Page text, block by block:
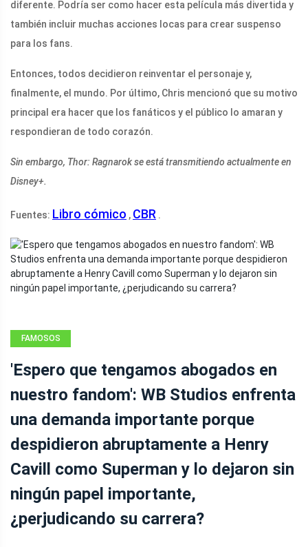
diferente. Podría ser como hacer esta película más divertida y
también incluir muchas acciones locas para crear suspenso
para los fans.
Entonces, todos decidieron reinventar el personaje y,
finalmente, el mundo. Por último, Chris mencionó que su motivo
principal era hacer que los fanáticos y el público lo amaran y
respondieran de todo corazón.
Sin embargo, Thor: Ragnarok se está transmitiendo actualmente en
Disney+.
Fuentes: Libro cómico , CBR .
FAMOSOS
'Espero que tengamos abogados en
nuestro fandom': WB Studios enfrenta
una demanda importante porque
despidieron abruptamente a Henry
Cavill como Superman y lo dejaron sin
ningún papel importante,
¿perjudicando su carrera?